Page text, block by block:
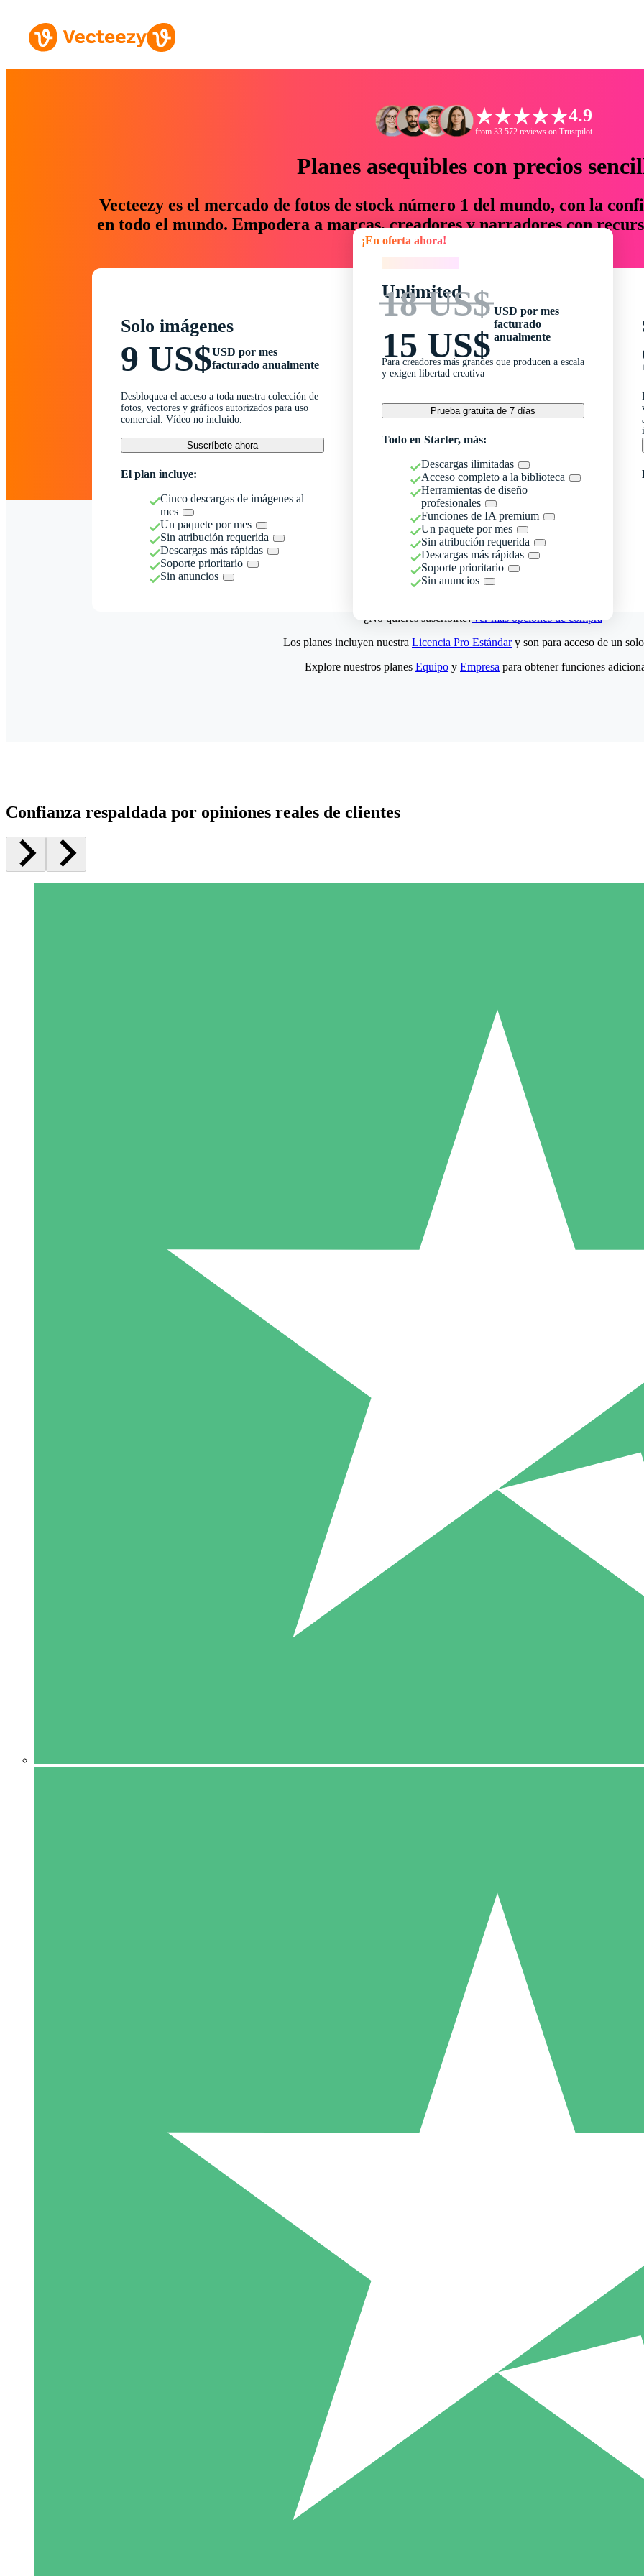
4.9
from 33.572 reviews on Trustpilot
Planes asequibles con precios
Vecteezy es el mercado de fotos de stock número 1 del mundo, con la
en todo el mundo. Empodera a marcas, creadores y narradores con
un 76 % en tiempo y presupuesto.
Solo imágenes
9 US$USD por mes
facturado anualmente
Desbloquea el acceso a toda nuestra colección de
fotos, vectores y gráficos autorizados para uso
comercial. Vídeo no incluido.
Suscríbete ahora
El plan incluye:
Cinco descargas de imágenes al
mes
Un paquete por mes
Sin atribución requerida
Descargas más rápidas
Soporte prioritario
Sin anuncios
¡En oferta ahora!
Unlimited
18 US$
15 US$
USD por mes
facturado
anualmente
Para creadores más grandes que producen a escala
y exigen libertad creativa
Prueba gratuita de 7 días
Todo en Starter, más:
Descargas ilimitadas
Acceso completo a la biblioteca
Herramientas de diseño
profesionales
Funciones de IA premium
Un paquete por mes
Sin atribución requerida
Descargas más rápidas
Soporte prioritario
Sin anuncios
¿No quieres suscribirte?Ver más opciones de compra
5 Descargas
15
Los planes incluyen nuestra Licencia Pro Estándary son para acceso de un
Explore nuestros planes Equipo y Empresa para obtener funciones
Confianza respaldada por opiniones reales de clientes